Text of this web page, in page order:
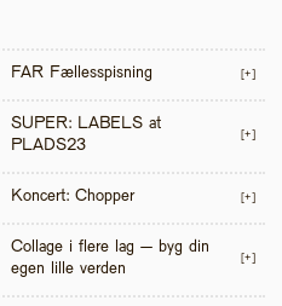
FAR Fællesspisning [+]
SUPER: LABELS at
PLADS23
[+]
Koncert: Chopper [+]
Collage i flere lag – byg din
egen lille verden
[+]